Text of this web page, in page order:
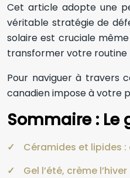
Cet article adopte une
véritable stratégie de
solaire est cruciale
transformer votre
Pour naviguer à travers
canadien impose à votre
Sommaire :
Céramides et lipides
Gel l’été, crème